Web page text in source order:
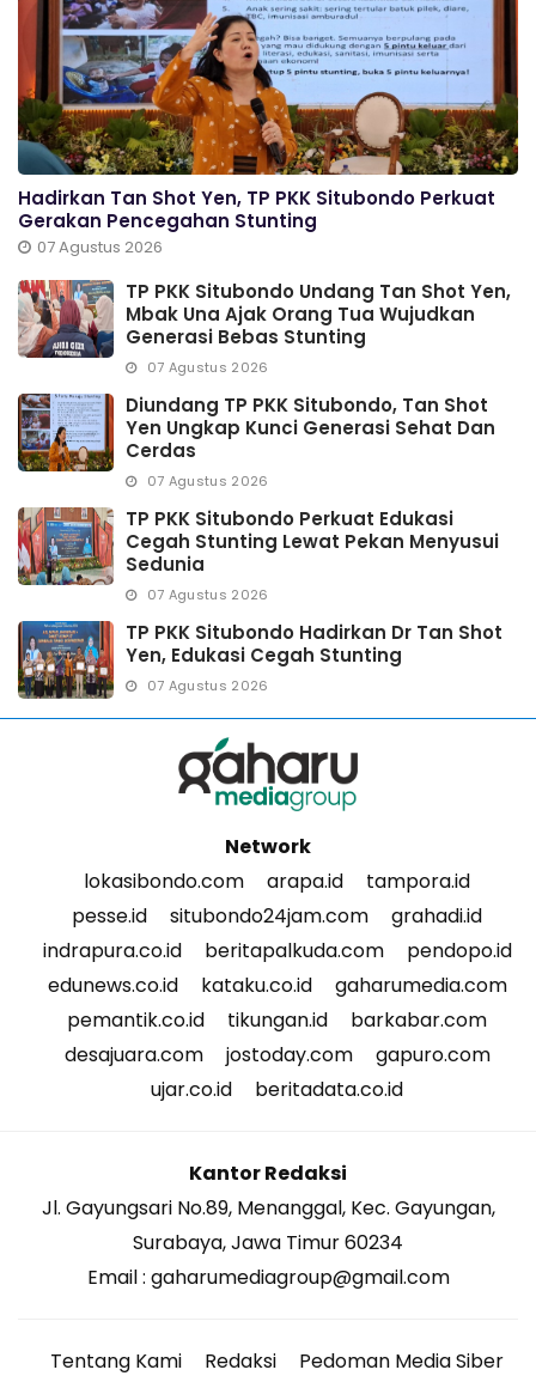
Hadirkan Tan Shot Yen, TP PKK Situbondo Perkuat
Gerakan Pencegahan Stunting
07 Agustus 2026
TP PKK Situbondo Undang Tan Shot Yen,
Mbak Una Ajak Orang Tua Wujudkan
Generasi Bebas Stunting
07 Agustus 2026
Diundang TP PKK Situbondo, Tan Shot
Yen Ungkap Kunci Generasi Sehat Dan
Cerdas
07 Agustus 2026
TP PKK Situbondo Perkuat Edukasi
Cegah Stunting Lewat Pekan Menyusui
Sedunia
07 Agustus 2026
TP PKK Situbondo Hadirkan Dr Tan Shot
Yen, Edukasi Cegah Stunting
07 Agustus 2026
Network
lokasibondo.com
arapa.id
tampora.id
pesse.id
situbondo24jam.com
grahadi.id
indrapura.co.id
beritapalkuda.com
pendopo.id
edunews.co.id
kataku.co.id
gaharumedia.com
pemantik.co.id
tikungan.id
barkabar.com
desajuara.com
jostoday.com
gapuro.com
ujar.co.id
beritadata.co.id
Kantor Redaksi
Jl. Gayungsari No.89, Menanggal, Kec. Gayungan,
Surabaya, Jawa Timur 60234
Email : gaharumediagroup@gmail.com
Tentang Kami Redaksi
Pedoman Media Siber